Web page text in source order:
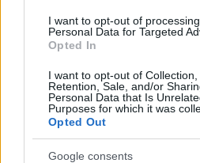
I want to opt-out of
Personal Data for Targeted
Opted In
I want to opt-out of Collection,
Retention, Sale, and/or
Personal Data that Is
Purposes for which it was
Opted Out
Google consents
διαμερίσματαπου
πολυτέλειά τους. Η
διαμερισμάτων καθώς και ο
εξωτερικός χώρος του
βιολογική φάρμα
το φυσικό τοπίο. Καθένα από